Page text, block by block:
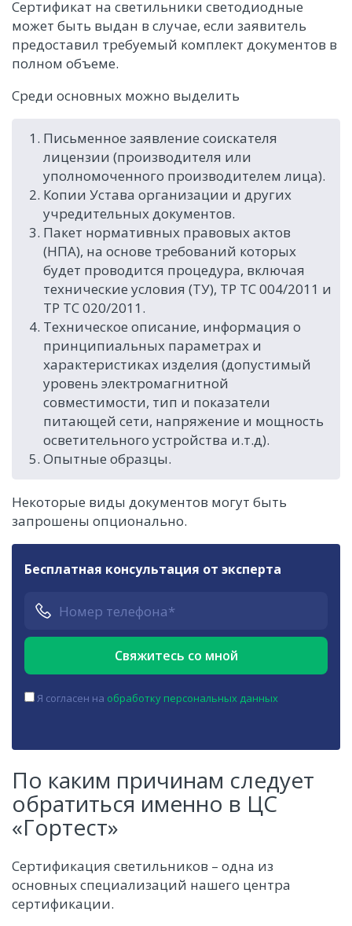
Сертификат на светильники светодиодные
может быть выдан в случае, если заявитель
предоставил требуемый комплект документов в
полном объеме.
Среди основных можно выделить
Письменное заявление соискателя
лицензии (производителя или
уполномоченного производителем лица).
Копии Устава организации и других
учредительных документов.
Пакет нормативных правовых актов
(НПА), на основе требований которых
будет проводится процедура, включая
технические условия (ТУ), ТР ТС 004/2011 и
ТР ТС 020/2011.
Техническое описание, информация о
принципиальных параметрах и
характеристиках изделия (допустимый
уровень электромагнитной
совместимости, тип и показатели
питающей сети, напряжение и мощность
осветительного устройства и.т.д).
Опытные образцы.
Некоторые виды документов могут быть
запрошены опционально.
Бесплатная консультация от эксперта
Я согласен на обработку персональных данных
По каким причинам следует
обратиться именно в ЦС
«Гортест»
Сертификация светильников – одна из
основных специализаций нашего центра
сертификации.